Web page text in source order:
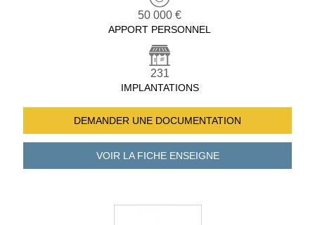
50 000 €
APPORT PERSONNEL
231
IMPLANTATIONS
DEMANDER UNE DOCUMENTATION
VOIR LA FICHEENSEIGNE